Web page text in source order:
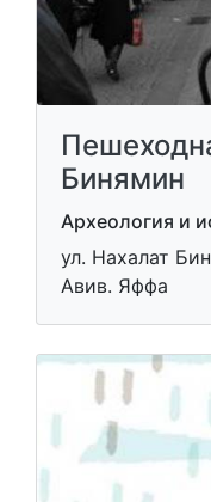
Бинямин
Археология и
ул. Нахалат
Авив. Яффа